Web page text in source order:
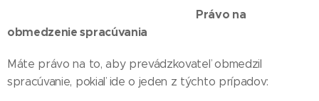
Právo na
obmedzenie spracúvania
Máte právo na to, aby prevádzkovateľ obmedzil
spracúvanie, pokiaľ ide o jeden z týchto prípadov: